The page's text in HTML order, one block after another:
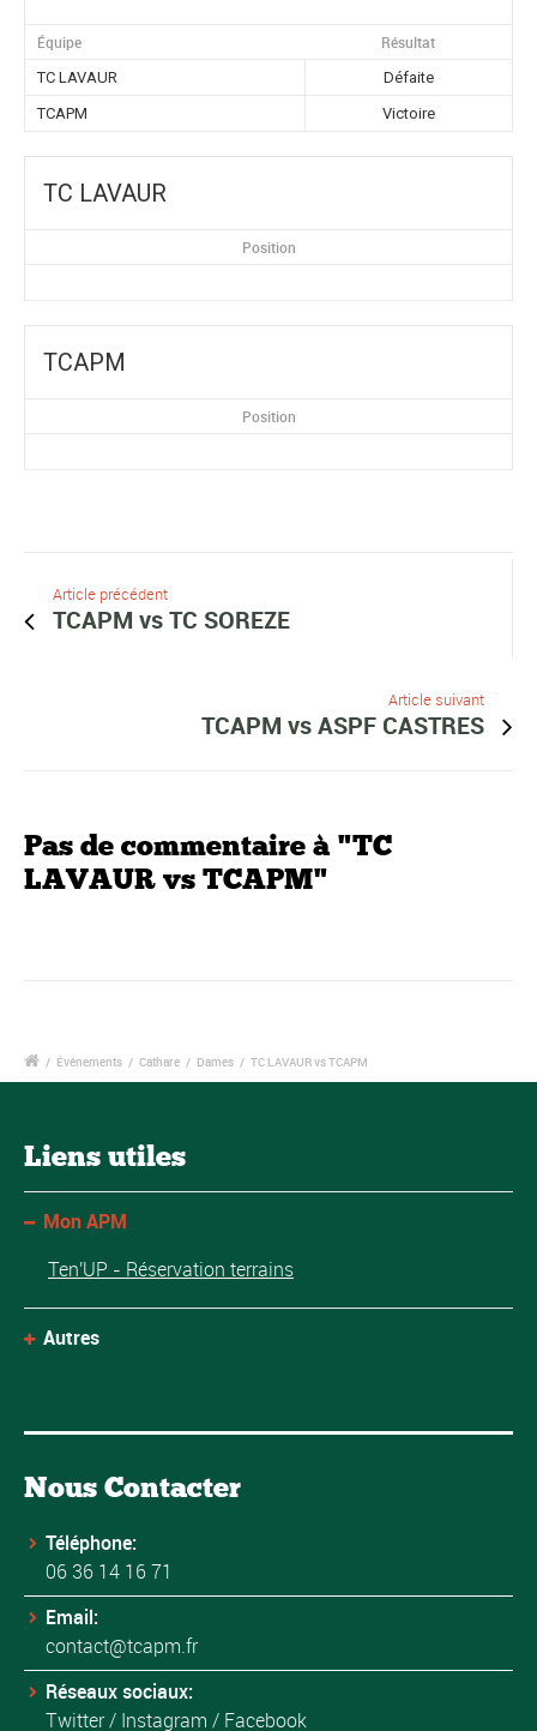
Équipe Résultat
TC LAVAUR
Défaite
TCAPM
Victoire
TC LAVAUR
Position
TCAPM
Position
Article précédent
TCAPM vs TC SOREZE
Article suivant
TCAPM vs ASPF CASTRES
Pas de commentaire à "TC
LAVAUR vs TCAPM"
/ Événements / Cathare / Dames / TC LAVAUR vs TCAPM
Liens utiles
Mon APM
Ten'UP - Réservation terrains
Autres
Nous Contacter
Téléphone:
06 36 14 16 71
Email:
contact@tcapm.fr
Réseaux sociaux:
Twitter/ Instagram / Facebook